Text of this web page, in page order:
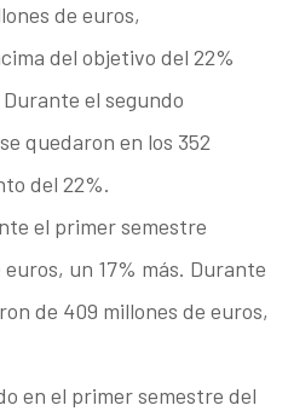
de euros,
del objetivo del 22%
el segundo
quedaron en los 352
del 22%.
el primer semestre
un 17% más. Durante
de 409 millones de euros,
en el primer semestre del